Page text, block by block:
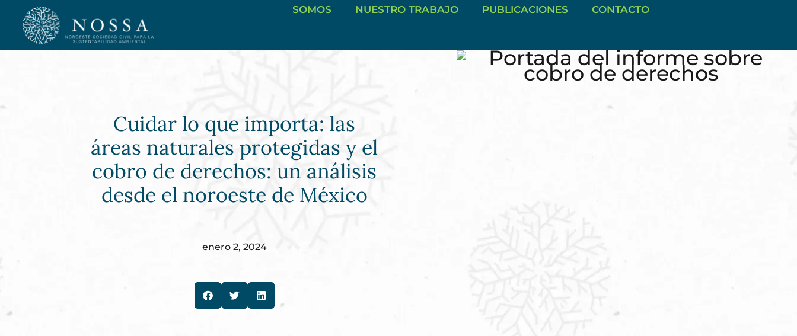
SOMOS NUESTRO TRABAJO PUBLICACIONES CONTACTO
Cuidar lo que importa: las
áreas naturales protegidas y el
cobro de derechos: un análisis
desde el noroeste de México
enero 2, 2024